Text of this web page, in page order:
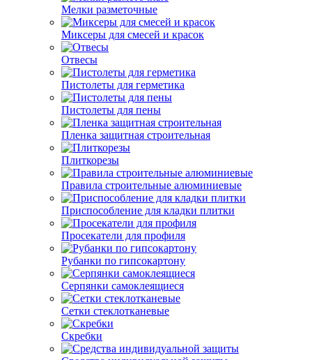
Мелки разметочные
Миксеры для смесей и красок
Отвесы
Пистолеты для герметика
Пистолеты для пены
Пленка защитная строительная
Плиткорезы
Правила строительные алюминиевые
Приспособление для кладки плитки
Просекатели для профиля
Рубанки по гипсокартону
Серпянки самоклеящиеся
Сетки стеклотканевые
Скребки